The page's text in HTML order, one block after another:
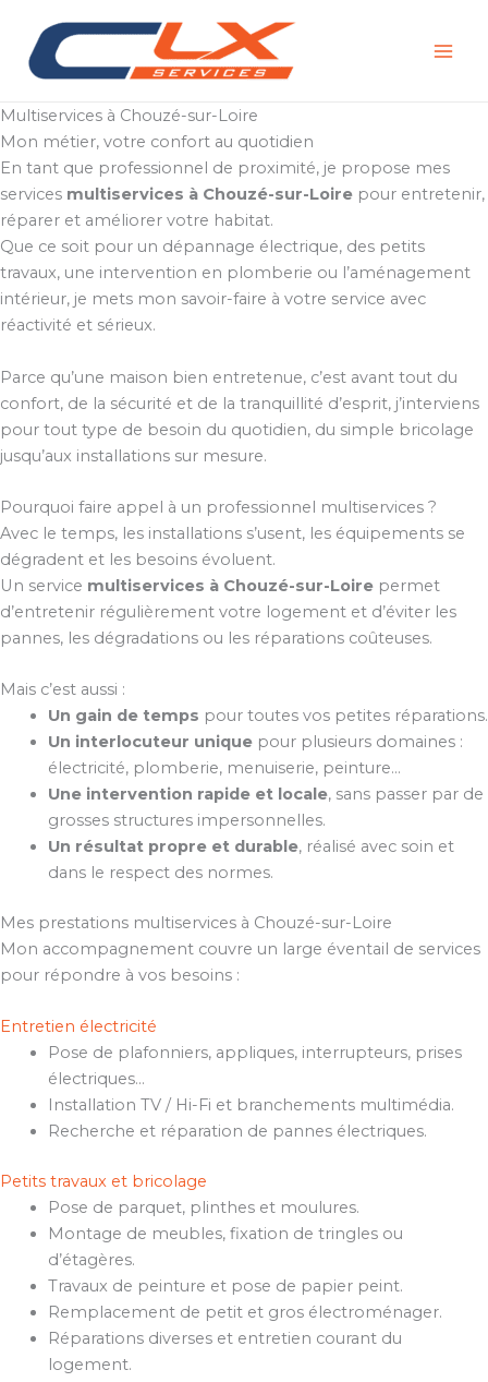
contenu
Multiservices à Chouzé-sur-Loire
Mon métier, votre confort au quotidien
En tant que professionnel de proximité, je propose mes
services multiservices à Chouzé-sur-Loire pour entretenir,
réparer et améliorer votre habitat.
Que ce soit pour un dépannage électrique, des petits
travaux, une intervention en plomberie ou l’aménagement
intérieur, je mets mon savoir-faire à votre service avec
réactivité et sérieux.
Parce qu’une maison bien entretenue, c’est avant tout du
confort, de la sécurité et de la tranquillité d’esprit, j’interviens
pour tout type de besoin du quotidien, du simple bricolage
jusqu’aux installations sur mesure.
Pourquoi faire appel à un professionnel multiservices ?
Avec le temps, les installations s’usent, les équipements se
dégradent et les besoins évoluent.
Un service multiservices à Chouzé-sur-Loire permet
d’entretenir régulièrement votre logement et d’éviter les
pannes, les dégradations ou les réparations coûteuses.
Mais c’est aussi :
Un gain de temps pour toutes vos petites réparations.
Un interlocuteur uniquepour plusieurs domaines :
électricité, plomberie, menuiserie, peinture…
Une intervention rapide et locale, sans passer par de
grosses structures impersonnelles.
Un résultat propre et durable, réalisé avec soin et
dans le respect des normes.
Mes prestations multiservices à Chouzé-sur-Loire
Mon accompagnement couvre un large éventail de services
pour répondre à vos besoins :
Entretien électricité
Pose de plafonniers, appliques, interrupteurs, prises
électriques…
Installation TV / Hi-Fi et branchements multimédia.
Recherche et réparation de pannes électriques.
Petits travaux et bricolage
Pose de parquet, plinthes et moulures.
Montage de meubles, fixation de tringles ou
d’étagères.
Travaux de peinture et pose de papier peint.
Remplacement de petit et gros électroménager.
Réparations diverses et entretien courant du
logement.